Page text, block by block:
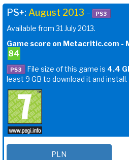
PS+: August 2013 – PS3
Available from 31 July 2013.
Game score on Metacritic.com -
84
PS3 File size of this game is 4.4
least 9 GB to download it and install.
PLN